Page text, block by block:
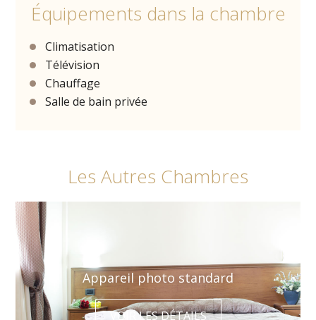
Équipements dans la chambre
Climatisation
Télévision
Chauffage
Salle de bain privée
Les Autres Chambres
Appareil photo standard
VOIR LES DÉTAILS